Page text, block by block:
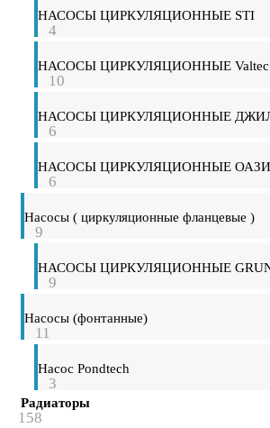
НАСОСЫ ЦИРКУЛЯЦИОННЫЕ STI
4
НАСОСЫ ЦИРКУЛЯЦИОННЫЕ Valtec
10
НАСОСЫ ЦИРКУЛЯЦИОННЫЕ
6
НАСОСЫ ЦИРКУЛЯЦИОННЫЕ
6
Насосы ( циркуляционные фланцевые )
9
НАСОСЫ ЦИРКУЛЯЦИОННЫЕ
9
Насосы (фонтанные)
11
Насос Pondtech
3
Радиаторы
158